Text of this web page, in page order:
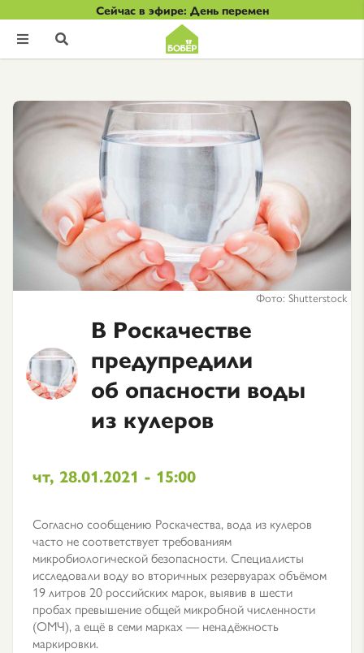
Сейчас в эфире: День перемен
 
Фото: Shutterstock
В Роскачестве
предупредили
об опасности воды
из кулеров
чт, 28.01.2021 - 15:00
Согласно сообщению Роскачества, вода из кулеров
часто не соответствует требованиям
микробиологической безопасности. Специалисты
исследовали воду во вторичных резервуарах объёмом
19 литров 20 российских марок, выявив в шести
пробах превышение общей микробной численности
(ОМЧ), а ещё в семи марках — ненадёжность
маркировки.